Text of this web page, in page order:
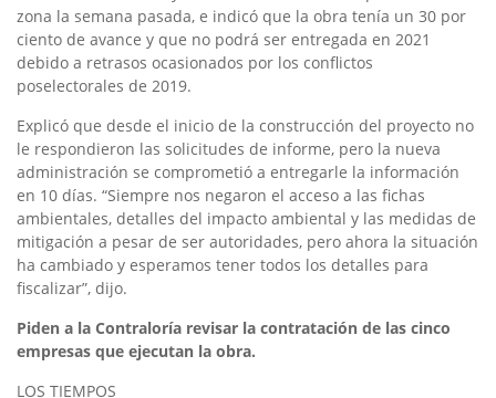
zona la semana pasada, e indicó que la obra tenía un 30 por
ciento de avance y que no podrá ser entregada en 2021
debido a retrasos ocasionados por los conflictos
poselectorales de 2019.
Explicó que desde el inicio de la construcción del proyecto no
le respondieron las solicitudes de informe, pero la nueva
administración se comprometió a entregarle la información
en 10 días. “Siempre nos negaron el acceso a las fichas
ambientales, detalles del impacto ambiental y las medidas de
mitigación a pesar de ser autoridades, pero ahora la situación
ha cambiado y esperamos tener todos los detalles para
fiscalizar”, dijo.
Piden a la Contraloría revisar la contratación de las cinco
empresas que ejecutan la obra.
LOS TIEMPOS